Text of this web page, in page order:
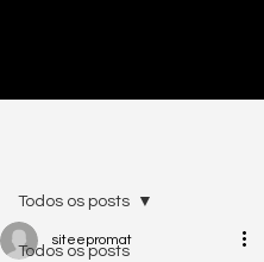
Todos os posts
Todos os posts
siteepromat